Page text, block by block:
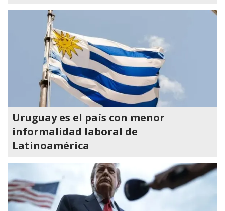
Uruguay es el país con menor
informalidad laboral de
Latinoamérica